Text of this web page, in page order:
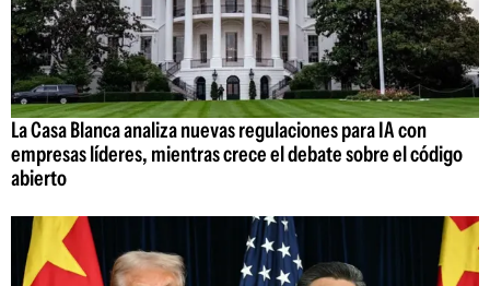
La Casa Blanca analiza nuevas regulaciones para IA con
empresas líderes, mientras crece el debate sobre el código
abierto